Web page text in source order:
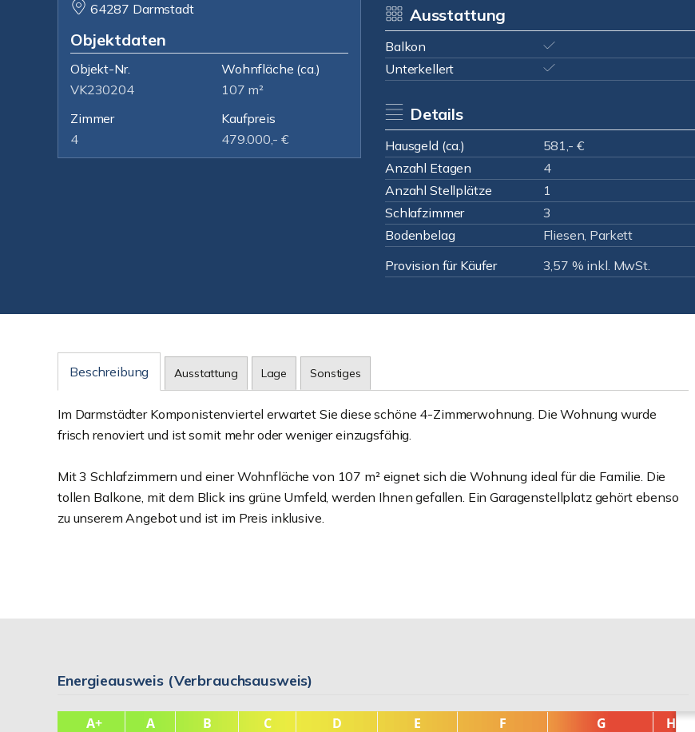
64287 Darmstadt
Objektdaten
Objekt-Nr.
VK230204
Wohnfläche (ca.)
107 m²
Zimmer
4
Kaufpreis
479.000,- €
Ausstattung
Balkon
Unterkellert
Details
Hausgeld (ca.) 581,- €
Anzahl Etagen
4
Anzahl Stellplätze
1
Schlafzimmer
3
Bodenbelag
Fliesen, Parkett
Provision für Käufer
3,57 % inkl. MwSt.
Beschreibung Ausstattung Lage Sonstiges
Im Darmstädter Komponistenviertel erwartet Sie diese schöne 4-Zimmerwohnung. Die Wohnung wurde
frisch renoviert und ist somit mehr oder weniger einzugsfähig.
Mit 3 Schlafzimmern und einer Wohnfläche von 107 m² eignet sich die Wohnung ideal für die Familie. Die
tollen Balkone, mit dem Blick ins grüne Umfeld, werden Ihnen gefallen. Ein Garagenstellplatz gehört ebenso
zu unserem Angebot und ist im Preis inklusive.
Energieausweis (Verbrauchsausweis)